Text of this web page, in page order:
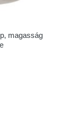
magasság